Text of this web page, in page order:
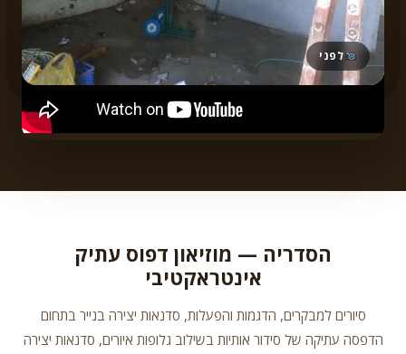
לפני אחרי לפני
אחרי
לפני
אחרי
לפני
אחרי
לפני
אחרי
הסדריה — מוזיאון דפוס עתיק
אינטראקטיבי
סיורים למבקרים, הדגמות והפעלות, סדנאות יצירה בנייר בתחום
הדפסה עתיקה של סידור אותיות בשילוב גלופות איורים, סדנאות יצירה